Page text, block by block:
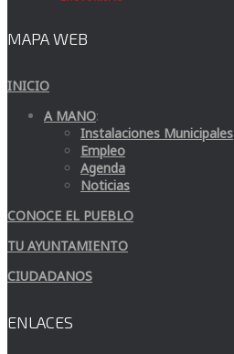
MAPA WEB
INICIO
A MANO:
Instalaciones Municipales
Empleo
Agenda
Noticias
CONOCE EL PUEBLO
TU AYUNTAMIENTO
CIUDADANOS
ENLACES